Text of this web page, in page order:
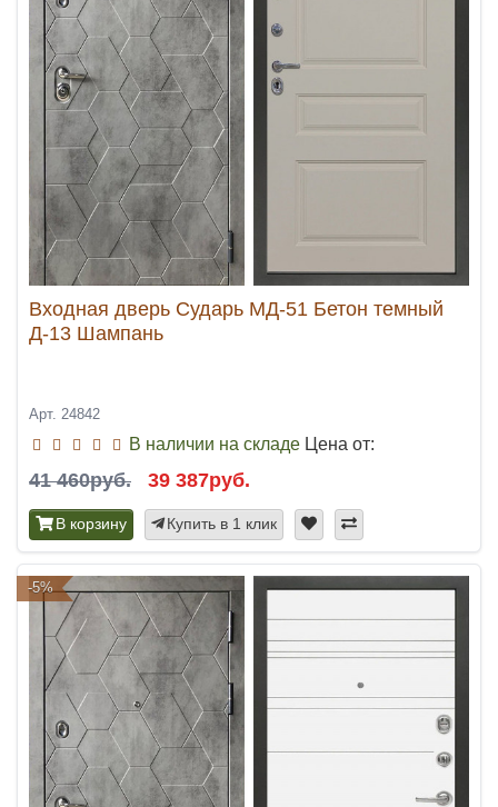
Входная дверь Сударь МД-51 Бетон темный
Д-13 Шампань
Арт. 24842
В наличии на складе Цена от:
41 460руб. 39 387руб.
В корзину Купить в 1 клик
-5%